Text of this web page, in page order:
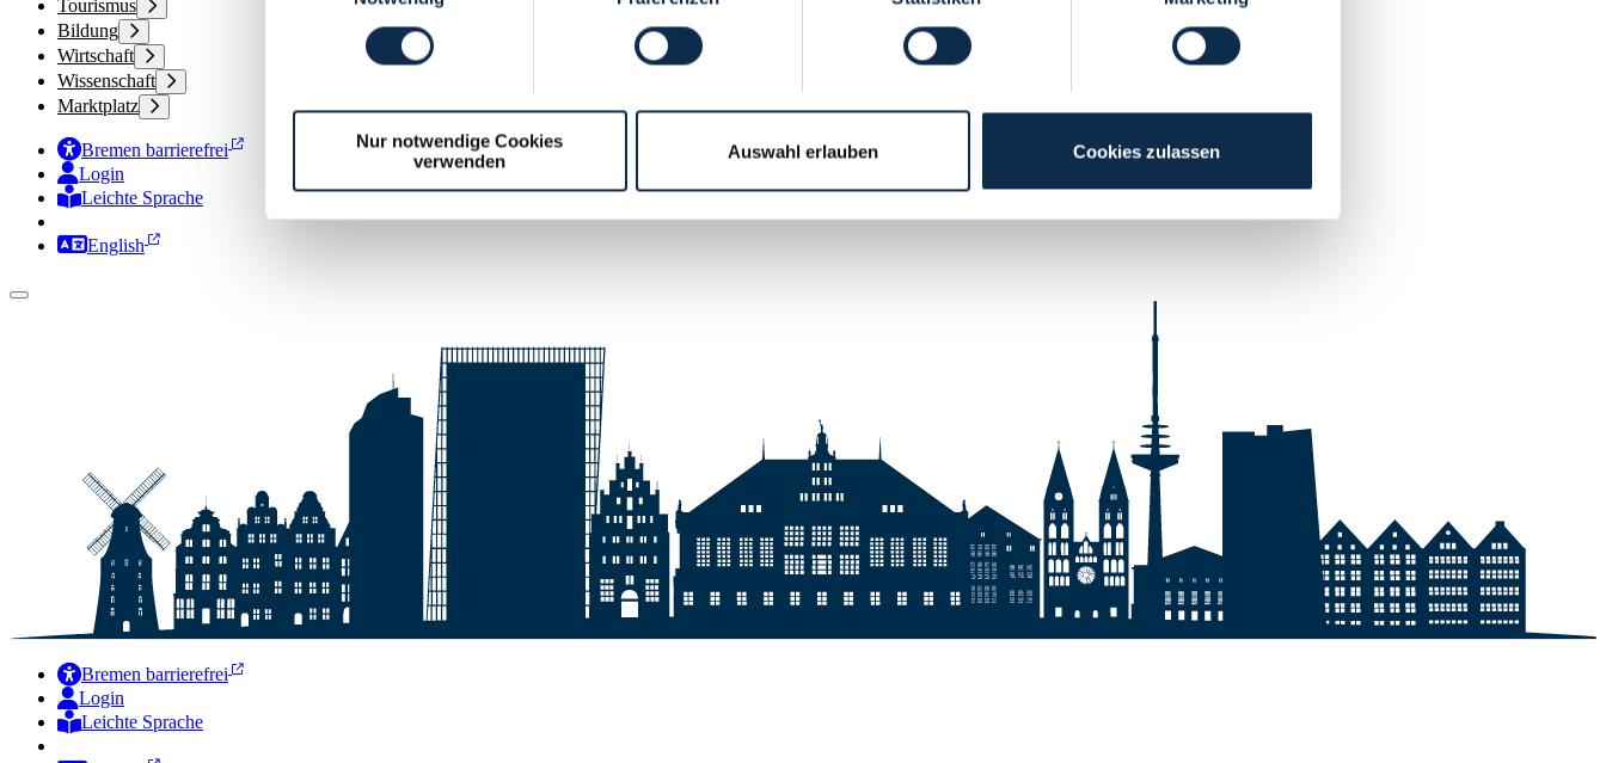
Nur notwendige Cookies
verwenden
Auswahl erlauben Cookies zulassen
Tourismus
Bildung
Wirtschaft
Wissenschaft
Marktplatz
Bremen barrierefrei
Login
Leichte Sprache
Zur Deutschen Gebärdensprache
English
Bremen barrierefrei
Login
Leichte Sprache